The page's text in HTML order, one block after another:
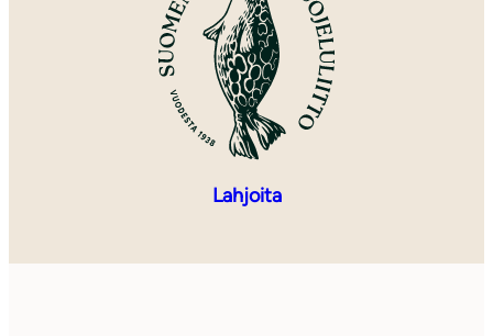
Lahjoita